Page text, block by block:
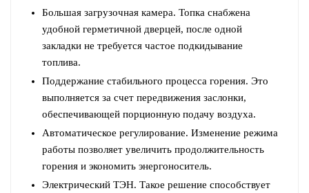
Большая загрузочная камера. Топка снабжена
удобной герметичной дверцей, после одной
закладки не требуется частое подкидывание
топлива.
Поддержание стабильного процесса горения. Это
выполняется за счет передвижения заслонки,
обеспечивающей порционную подачу воздуха.
Автоматическое регулирование. Изменение режима
работы позволяет увеличить продолжительность
горения и экономить энергоноситель.
Электрический ТЭН. Такое решение способствует